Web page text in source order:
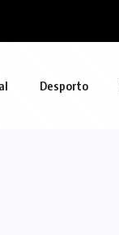
Desporto